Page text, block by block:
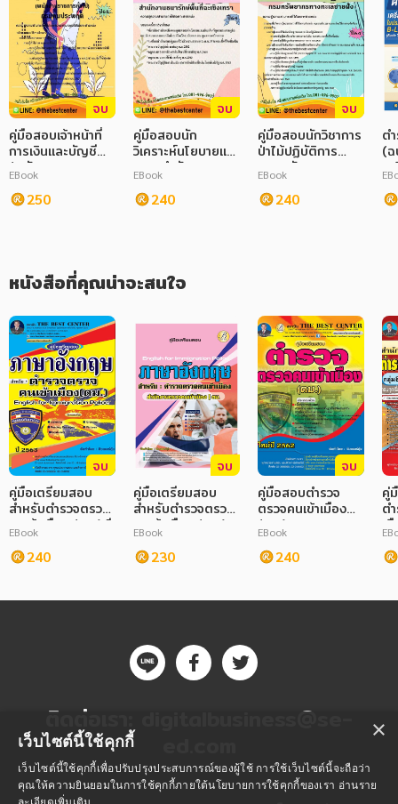
อาหาร สุขภาพ การแพทย์
ศิลปะ บันเทิง กีฬา ท่องเที่ยว
สังคม วัฒนธรรม การปกครอง ศาสนาและปรัชญา
ศาสนา และปรัชญา
กฎหมาย สัญญา ภาษี
การเงิน การลงทุน บริหาร
วรรณกรรม
การเกษตร ชีววิทยา
การเรียน การศึกษา
เทคโนโลยี การสื่อสาร วิทยาศาสตร์
ภาษาศาสตร์
หนังสือเด็ก
การพัฒนาตนเอง
   ชุดคู่มือ + ข้อสอบ สำหรับผู้สอบภาษาอังกฤษสาหรับตำรวจตรวจคน
เข้าเมืองทางสถาบัน THE BEST CENTER และฝายวิชาการสถาบัน ได้
เรียบเรียงขึ้น เพื่อให้ผู้สมัครสอบใช้สาหรับเตรียมตัวสอบในการสอบ
แข่งขันฯ ในครั้งนี้
   ทางสถาบัน THE BEST CENTER ได้เล็งเห็นความสำคัญจึงได้จัดทา
หนังสือเล่มนี้ขึ้นมา โดยรวบรวมขั้นจากประสบการณ์ตรงของคณะทีม
งานของสถาบัน THE BEST CENTER โดยในเล่มประกอบด้วยเนื้อหา
เละการเจาะข้อสอบไม่ว่าจะเป็นในส่วน Listening(การฟัง) Reading
(การอ่านเนื้อเรื่อง) Pictures (ภาพ) Conversation (การ
สนทนา)Vocabulary (คำศัพท์) และหลักไวยากรณ์ (Grammar) ที่กา
หนดในการออกสอบเพื่อให้ผู้ที่สอบได้เตรียมตัวอ่านล่วงหน้า มีความ
พร้อมในการทำข้อสอบ
จบ
คู่มือสอบเจ้าหน้าที่
การเงินและบัญชี
(พนักงานราชการ
ทั่วไป) กรมคุม
ประพฤติ ปี 68
EBook
250
จบ
คู่มือสอบนัก
วิเคราะห์นโยบายและ
แผน สำนักงาน
ธนารักษ์พื้นที่
ฉะเชิงเทรา
EBook
240
จบ
คู่มือสอบนักวิชาการ
ป่าไม้ปฏิบัติการ
กรมทรัพยากรทาง
ทะเลและชายฝั่ง
EBook
240
ต
(
เ
ป
ชั้
หนังสือที่คุณน่าจะสนใจ
จบ
คู่มือเตรียมสอบ
สำหรับตำรวจตรวจ
คนเข้าเมือง (ตม.) ปี
2563
EBook
240
จบ
คู่มือเตรียมสอบ
สำหรับตำรวจตรวจ
คนเข้าเมือง (ตม.)
EBook
230
จบ
คู่มือสอบตำรวจ
ตรวจคนเข้าเมือง
(ตม.)
EBook
240
คู่
ต
เ
อ
ติดต่อเรา: digitalbusiness@se- ×
เว็บไซต์นี้ใช้คุกกี้
เว็บไซต์นี้ใช้คุกกี้เพื่อปรับปรุงประสบการณ์ของผู้ใช้ การใช้เว็บไซต์นี้จะถือว่า
คุณให้ความยินยอมในการใช้คุกกี้ภายใต้นโยบายการใช้คุกกี้ของเรา อ่านราย